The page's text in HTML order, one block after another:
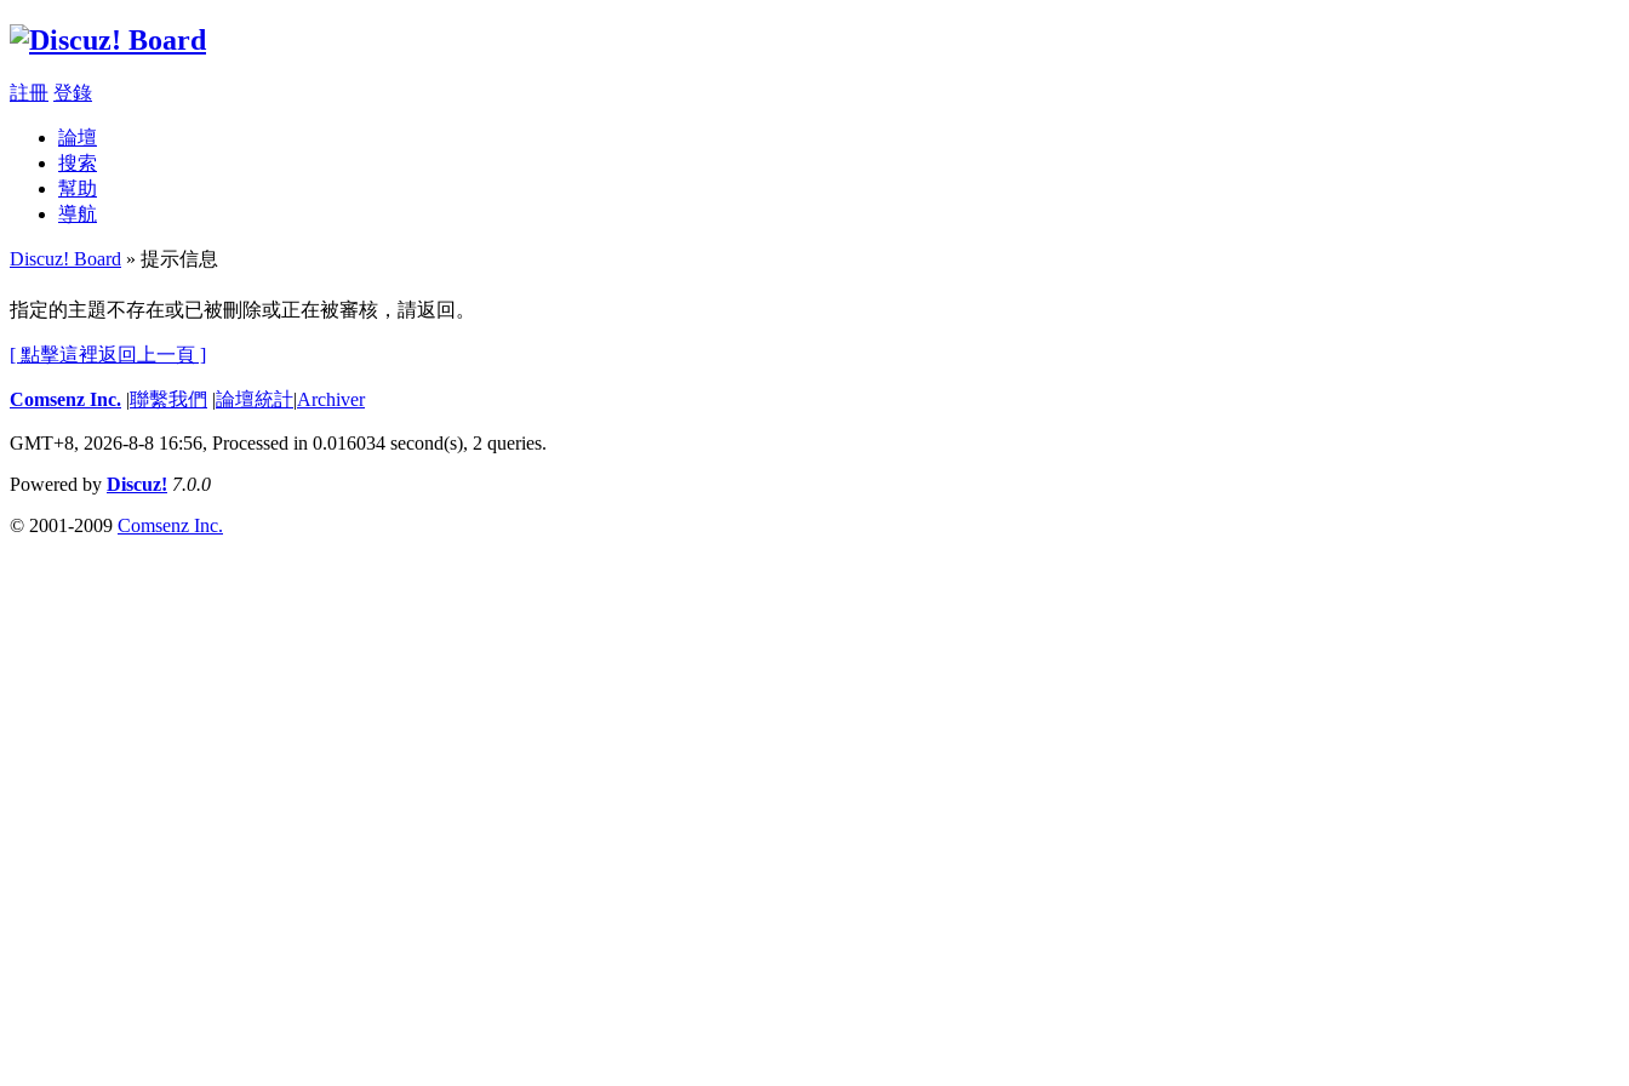
註冊 登錄
論壇
搜索
幫助
導航
Discuz! Board » 提示信息
指定的主題不存在或已被刪除或正在被審核，請返回。
[ 點擊這裡返回上一頁 ]
Comsenz Inc. |聯繫我們 |論壇統計|Archiver
GMT+8, 2026-8-8 16:56, Processed in 0.016034 second(s), 2 queries.
Powered by Discuz! 7.0.0
© 2001-2009 Comsenz Inc.